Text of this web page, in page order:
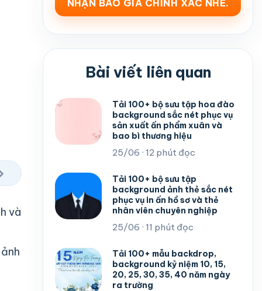
và
Bài viết liên quan
Tải 100+ bộ sưu tập hoa đào
background sắc nét phục vụ
sản xuất ấn phẩm xuân và
bao bì thương hiệu
25/06 · 12 phút đọc
Tải 100+ bộ sưu tập
background ảnh thẻ sắc nét
phục vụ in ấn hồ sơ và thẻ
nhân viên chuyên nghiệp
25/06 · 11 phút đọc
Tải 100+ mẫu backdrop,
background kỷ niệm 10, 15,
20, 25, 30, 35, 40 năm ngày
ra trường